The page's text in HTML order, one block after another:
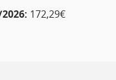
172,29€